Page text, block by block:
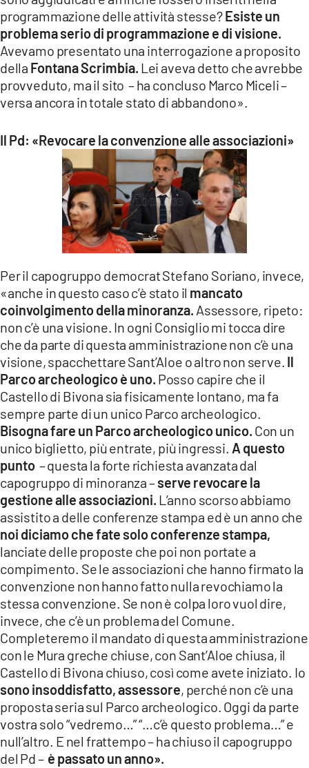
programmazione delle attività stesse?Esiste un
problema serio di programmazione e di visione.
Avevamo presentato una interrogazione a proposito
della Fontana Scrimbia. Lei aveva detto che avrebbe
provveduto, ma il sito – ha concluso Marco Miceli –
versa ancora in totale stato di abbandono».
Il Pd: «Revocare la convenzione alle associazioni»
Per il capogruppo democrat Stefano Soriano, invece,
«anche in questo caso c’è stato il mancato
coinvolgimento della minoranza. Assessore, ripeto:
non c’è una visione. In ogni Consiglio mi tocca dire
che da parte di questa amministrazione non c’è una
visione, spacchettare Sant’Aloe o altro non serve. Il
Parco archeologico è uno. Posso capire che il
Castello di Bivona sia fisicamente lontano, ma fa
sempre parte di un unico Parco archeologico.
Bisogna fare un Parco archeologico unico. Con un
unico biglietto, più entrate, più ingressi. A questo
punto – questa la forte richiesta avanzata dal
capogruppo di minoranza –serve revocare la
gestione alle associazioni. L’anno scorso abbiamo
assistito a delle conferenze stampa ed è un anno che
noi diciamo che fate solo conferenze stampa,
lanciate delle proposte che poi non portate a
compimento. Se le associazioni che hanno firmato la
convenzione non hanno fatto nulla revochiamo la
stessa convenzione. Se non è colpa loro vuol dire,
invece, che c’è un problema del Comune.
Completeremo il mandato di questa amministrazione
con le Mura greche chiuse, con Sant’Aloe chiusa, il
Castello di Bivona chiuso, così come avete iniziato. Io
sono insoddisfatto, assessore, perché non c’è una
proposta seria sul Parco archeologico. Oggi da parte
vostra solo “vedremo…” “…c’è questo problema…” e
null’altro. E nel frattempo – ha chiuso il capogruppo
del Pd – è passato un anno».